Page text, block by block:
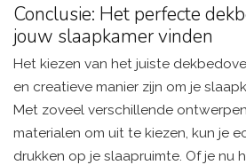
Conclusie: Het perfecte
jouw slaapkamer vinden
Het kiezen van het juiste
en creatieve manier zijn om je
Met zoveel verschillende
materialen om uit te kiezen, kun je
drukken op je slaapruimte. Of je nu